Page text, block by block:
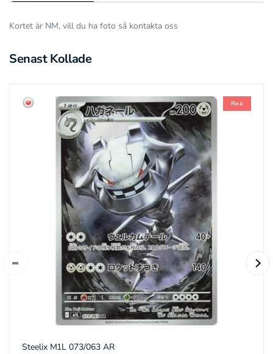
Kortet är NM, vill du ha foto så kontakta oss
Senast Kollade
Rea
Steelix M1L 073/063 AR